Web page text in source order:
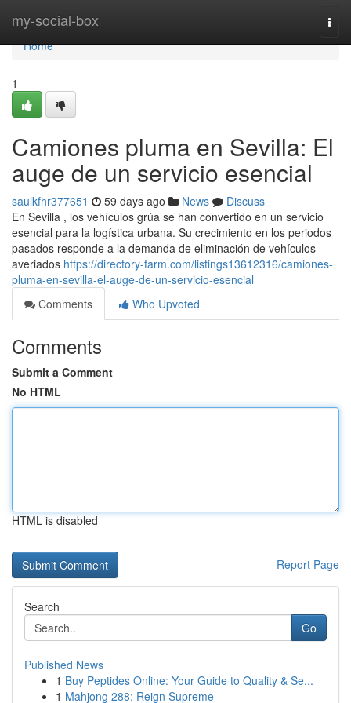
my-social-box
Home
Home
1
Camiones pluma en Sevilla: El
auge de un servicio esencial
saulkfhr377651 59 days ago News
Discuss
En Sevilla , los vehículos grúa se han convertido en un servicio
esencial para la logística urbana. Su crecimiento en los periodos
pasados responde a la demanda de eliminación de vehículos
averiados https://directory-farm.com/listings13612316/camiones-
pluma-en-sevilla-el-auge-de-un-servicio-esencial
Comments
Who Upvoted
Comments
Submit a Comment
No HTML
HTML is disabled
Report Page
Search
Go
Published News
1 Buy Peptides Online: Your Guide to Quality & Se...
1 Mahjong 288: Reign Supreme